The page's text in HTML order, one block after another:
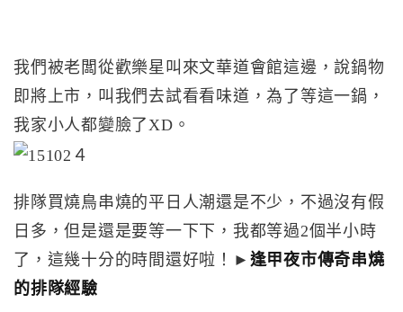
我們被老闆從歡樂星叫來文華道會館這邊，說鍋物
即將上市，叫我們去試看看味道，為了等這一鍋，
我家小人都變臉了XD。
排隊買燒鳥串燒的平日人潮還是不少，不過沒有假
日多，但是還是要等一下下，我都等過2個半小時
了，這幾十分的時間還好啦！► 逢甲夜市傳奇串燒
的排隊經驗